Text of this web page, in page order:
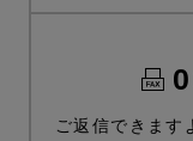
ご返信できます